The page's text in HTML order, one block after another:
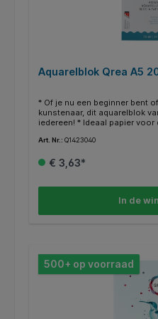
Aquarelblok Qrea A5
* Of je nu een beginner bent
kunstenaar, dit aquarelblok
iedereen! * Ideaal papier
heeft een dubbele spiraal. *
onderkant zorgt voor
Art. Nr.: Q1423040
€ 3,63*
In de
500+ op voorraad